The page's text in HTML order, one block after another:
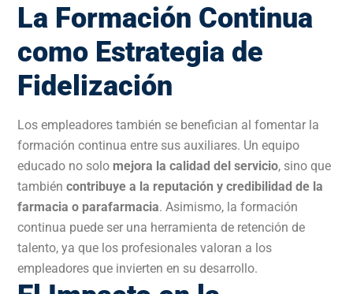
La Formación Continua
como Estrategia de
Fidelización
Los empleadores también se benefician al fomentar la
formación continua entre sus auxiliares. Un equipo
educado no solo mejora la calidad del servicio, sino que
también contribuye a la reputación y credibilidad de la
farmacia o parafarmacia. Asimismo, la formación
continua puede ser una herramienta de retención de
talento, ya que los profesionales valoran a los
empleadores que invierten en su desarrollo.